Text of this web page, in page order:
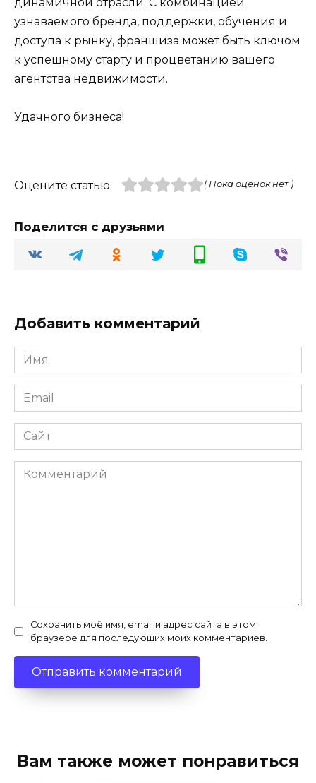
узнаваемого бренда, поддержки, обучения и
доступа к рынку, франшиза может быть ключом
к успешному старту и процветанию вашего
агентства недвижимости.
Удачного бизнеса!
Оцените статью ( Пока оценок нет )
Поделится с друзьями
Добавить комментарий
Имя
Email
Сайт
Комментарий
Сохранить моё имя, email и адрес сайта в этом
браузере для последующих моих комментариев.
Вам также может понравиться